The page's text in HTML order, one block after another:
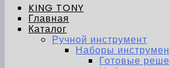
KING TONY
Главная
Каталог
Ручной инструмент
Наборы
Готовые